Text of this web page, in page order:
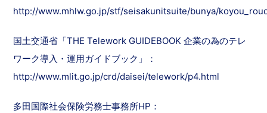
http://www.mhlw.go.jp/stf/seisakunitsuite/bunya/
国土交通省「THE Telework GUIDEBOOK 企業の為のテレ
ワーク導入・運用ガイドブック」：
http://www.mlit.go.jp/crd/daisei/telework/p4.html
多田国際社会保険労務士事務所HP：